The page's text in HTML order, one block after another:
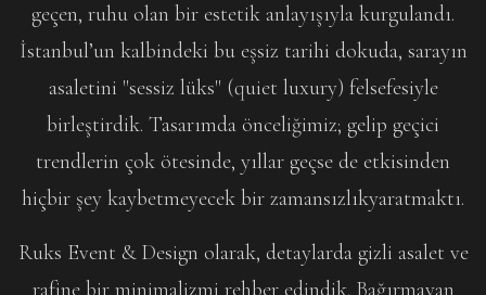
geçen, ruhu olan bir estetik anlayışıyla kurgulandı.
İstanbul’un kalbindeki bu eşsiz tarihi dokuda, sarayın
asaletini "sessiz lüks" (quiet luxury) felsefesiyle
birleştirdik. Tasarımda önceliğimiz; gelip geçici
trendlerin çok ötesinde, yıllar geçse de etkisinden
hiçbir şey kaybetmeyecek bir zamansızlıkyaratmaktı.
Ruks Event & Design olarak, detaylarda gizli asalet ve
rafine bir minimalizmi rehber edindik. Bağırmayan